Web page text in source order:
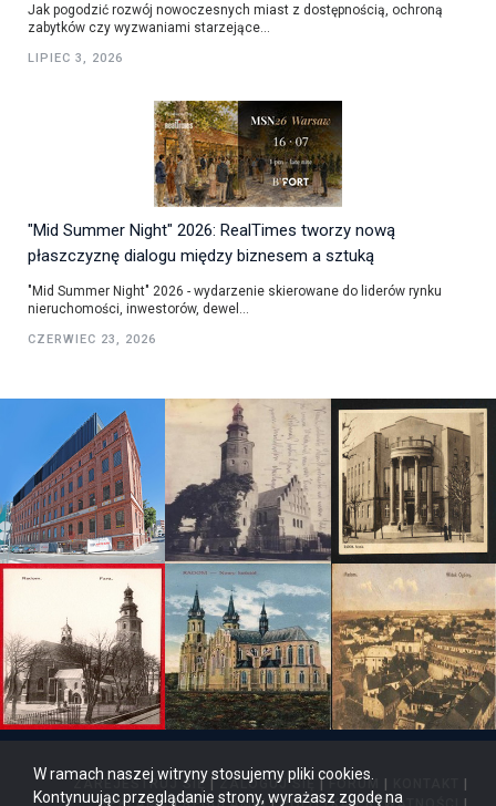
Jak pogodzić rozwój nowoczesnych miast z dostępnością, ochroną
zabytków czy wyzwaniami starzejące...
LIPIEC 3, 2026
"Mid Summer Night" 2026: RealTimes tworzy nową
płaszczyznę dialogu między biznesem a sztuką
"Mid Summer Night" 2026 - wydarzenie skierowane do liderów rynku
nieruchomości, inwestorów, dewel...
CZERWIEC 23, 2026
ZAREJESTRUJ SIĘ |ZALOGUJ SIĘ |FORUM |
|
W ramach naszej witryny stosujemy pliki cookies.
Kontynuując przeglądanie strony, wyrażasz zgodę na